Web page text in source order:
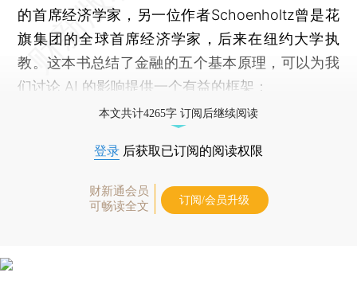
的首席经济学家，另一位作者Schoenholtz曾是花
旗集团的全球首席经济学家，后来在纽约大学执
教。这本书总结了金融的五个基本原理，可以为我
们讨论 AI 的影响提供一个有益的框架：
本文共计4265字 订阅后继续阅读
登录 后获取已订阅的阅读权限
财新通会员
可畅读全文
订阅/会员升级